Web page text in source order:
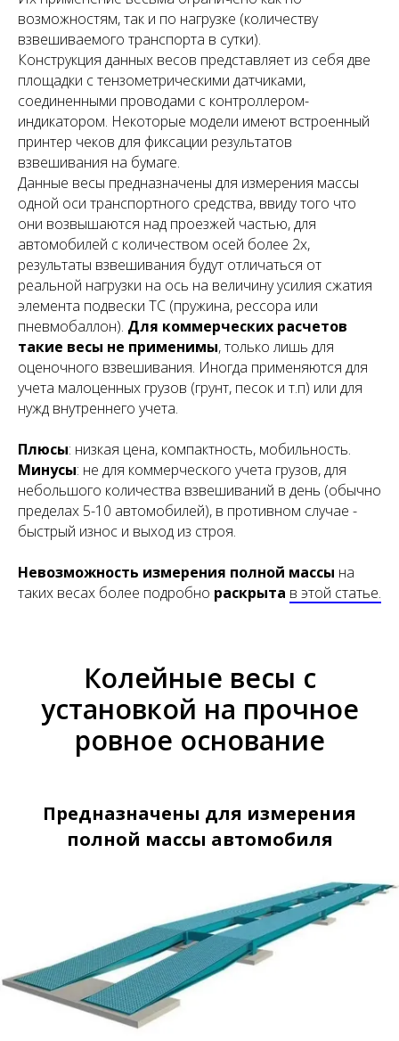
возможностям, так и по нагрузке (количеству
взвешиваемого транспорта в сутки).
Конструкция данных весов представляет из себя две
площадки с тензометрическими датчиками,
соединенными проводами с контроллером-
индикатором. Некоторые модели имеют встроенный
принтер чеков для фиксации результатов
взвешивания на бумаге.
Данные весы предназначены для измерения массы
одной оси транспортного средства, ввиду того что
они возвышаются над проезжей частью, для
автомобилей с количеством осей более 2х,
результаты взвешивания будут отличаться от
реальной нагрузки на ось на величину усилия сжатия
элемента подвески ТС (пружина, рессора или
пневмобаллон). Для коммерческих расчетов
такие весы не применимы, только лишь для
оценочного взвешивания. Иногда применяются для
учета малоценных грузов (грунт, песок и т.п) или для
нужд внутреннего учета.
Плюсы: низкая цена, компактность, мобильность.
Минусы: не для коммерческого учета грузов, для
небольшого количества взвешиваний в день (обычно
пределах 5-10 автомобилей), в противном случае -
быстрый износ и выход из строя.
Невозможность измерения полной массы на
таких весах более подробно раскрыта в этой статье.
Колейные весы с
установкой на прочное
ровное основание
Предназначены для измерения
полной массы автомобиля